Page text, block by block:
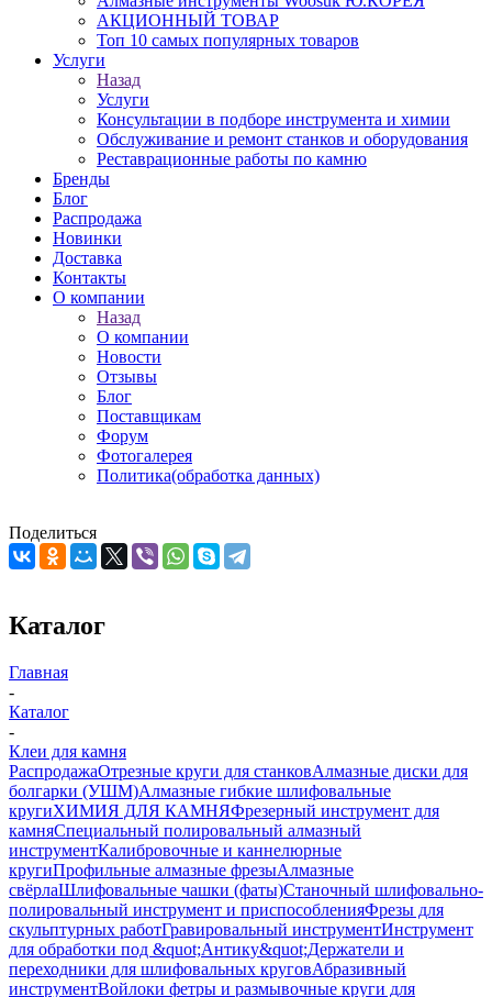
АКЦИОННЫЙ ТОВАР
Топ 10 самых популярных товаров
Услуги
Назад
Услуги
Консультации в подборе инструмента и химии
Обслуживание и ремонт станков и оборудования
Реставрационные работы по камню
Бренды
Блог
Распродажа
Новинки
Доставка
Контакты
О компании
Назад
О компании
Новости
Отзывы
Блог
Поставщикам
Форум
Фотогалерея
Политика(обработка данных)
Поделиться
Каталог
Главная
-
Каталог
-
Клеи для камня
РаспродажаОтрезные круги для станковАлмазные диски для
болгарки (УШМ)Алмазные гибкие шлифовальные
кругиХИМИЯ ДЛЯ КАМНЯФрезерный инструмент для
камняСпециальный полировальный алмазный
инструментКалибровочные и каннелюрные
кругиПрофильные алмазные фрезыАлмазные
свёрлаШлифовальные чашки (фаты)Станочный шлифовально-
полировальный инструмент и приспособленияФрезы для
скульптурных работГравировальный инструментИнструмент
для обработки под &quot;Антику&quot;Держатели и
переходники для шлифовальных круговАбразивный
инструментВойлоки фетры и размывочные круги для